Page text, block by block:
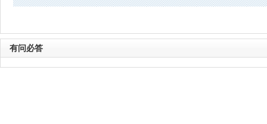
有问必答